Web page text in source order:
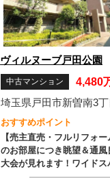
中古マンション
4,480
埼玉県戸田市新曽南3丁
おすすめポイント
【売主直売・フルリフォ
のお部屋につき眺望＆通風
大会が見れます！ワイドス
ヴィルヌーブ戸田公園